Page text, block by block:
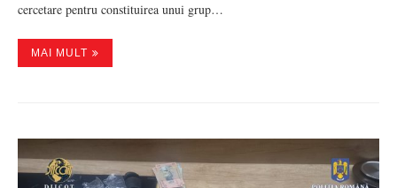
cercetare pentru constituirea unui grup…
MAI MULT